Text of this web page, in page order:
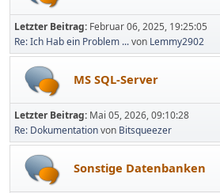
Letzter Beitrag: Februar 06, 2025, 19:25:05
Re: Ich Hab ein Problem ...von Lemmy2902
MS SQL-Server
Letzter Beitrag: Mai 05, 2026, 09:10:28
Re: Dokumentationvon Bitsqueezer
Sonstige Datenbanken